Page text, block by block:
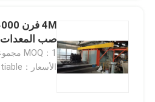
صب المعدات
MOQ：1 مجموعة
الأسعار：negotiable